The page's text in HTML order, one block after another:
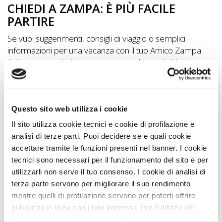
Questo sito web utilizza i cookie
Il sito utilizza cookie tecnici e cookie di profilazione e
analisi di terze parti. Puoi decidere se e quali cookie
accettare tramite le funzioni presenti nel banner. I cookie
tecnici sono necessari per il funzionamento del sito e per
utilizzarli non serve il tuo consenso. I cookie di analisi di
terza parte servono per migliorare il suo rendimento
mentre quelli di profilazione servono per poterti offrire
pubblicità in linea con i tuoi interessi. Per l’utilizzo dei
DOG
INFO
A
DOG
CHIEDI
CODICE
SCONTO
Video
Tutorial
CHIEDI A ZAMPA: È PIÙ FACILE
PARTIRE
Se vuoi suggerimenti, consigli di viaggio o semplici
informazioni per una vacanza con il tuo Amico Zampa
Animale e non hai tempo per cercarle, puoi chiedere
Gratuitamente a Zampa quello che desideri.
Compila il form di contattoe Zampa Vacanza ti
Ricordati di specificare dove vorresti andare, il
tipo di animale e la taglia.